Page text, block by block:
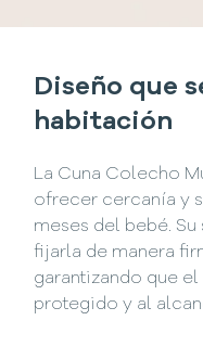
Diseño que
habitación
La Cuna Colecho
ofrecer cercanía y
meses del bebé.
fijarla de manera
garantizando que
protegido y al